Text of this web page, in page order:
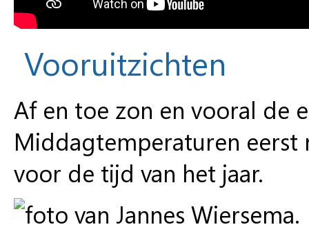
Vooruitzichten
Af en toe zon en vooral de
Middagtemperaturen eerst
voor de tijd van het jaar.